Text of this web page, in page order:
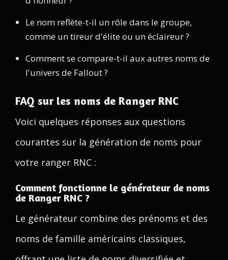
Le nom reflète-t-il un rôle dans le groupe,
comme un tireur d'élite ou un éclaireur ?
Comment se compare-t-il aux autres noms de
l'univers de Fallout ?
FAQ sur les noms de Ranger RNC
Voici quelques réponses aux questions
courantes sur la génération de noms pour
votre ranger RNC :
Comment fonctionne le générateur de noms
de Ranger RNC ?
Le générateur combine des prénoms et des
noms de famille américains classiques,